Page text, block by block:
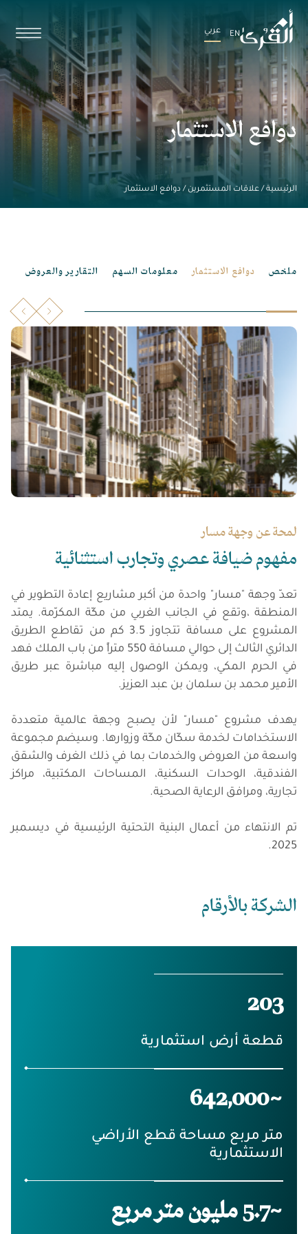
EN عربي
دوافع الاستثمار
الرئيسية/علاقات المستثمرين / دوافع الاستثمار
ملخص دوافع الاستثمار معلومات السهم التقارير والعروض
لمحةعن وجهةمسار
مفهومضيافةعصريوتجارباستثنائية
تعدّ وجهة "مسار" واحدة من أكبر مشاريع إعادة التطوير في
المنطقة ،وتقع في الجانب الغربي من مكّة المكرّمة. يمتد
المشروع على مسافة تتجاوز 3.5 كم من تقاطع الطريق
الدائري الثالث إلى حوالي مسافة 550 متراً من باب الملك فهد
في الحرم المكي، ويمكن الوصول إليه مباشرة عبر طريق
الأمير محمد بن سلمان بن عبد العزيز.
يهدف مشروع "مسار" لأن يصبح وجهة عالمية متعددة
الاستخدامات لخدمة سكّان مكّة وزوارها. وسيضم مجموعة
واسعة من العروض والخدمات بما في ذلك الغرف والشقق
الفندقية، الوحدات السكنية، المساحات المكتبية، مراكز
تجارية، ومرافق الرعاية الصحية.
تم الانتهاء من أعمال البنية التحتية الرئيسية في ديسمبر
2025.
الشركةبالأرقام
203
قطعة أرض استثمارية
~642,000
متر مربع مساحة قطع الأراضي
الاستثمارية
~5.7 مليون متر مربع